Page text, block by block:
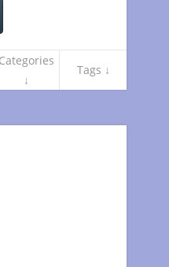
Categories
↓
Tags ↓